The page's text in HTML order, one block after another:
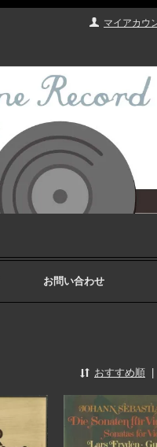
マイアカウ
お問い合わせ
おすすめ順